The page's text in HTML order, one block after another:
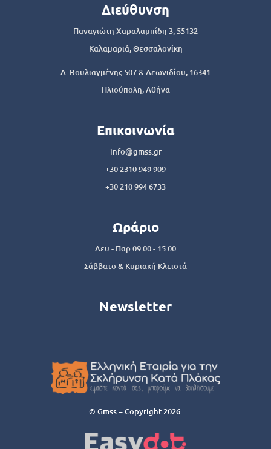
Διεύθυνση
Παναγιώτη Χαραλαμπίδη 3, 55132
Καλαμαριά, Θεσσαλονίκη
Λ. Βουλιαγμένης 507 & Λεωνιδίου, 16341
Ηλιούπολη, Αθήνα
Επικοινωνία
info@gmss.gr
+30 2310 949 909
+30 210 994 6733
Ωράριο
Δευ - Παρ 09:00 - 15:00
Σάββατο & Κυριακή Κλειστά
Newsletter
© Gmss – Copyright 2026.